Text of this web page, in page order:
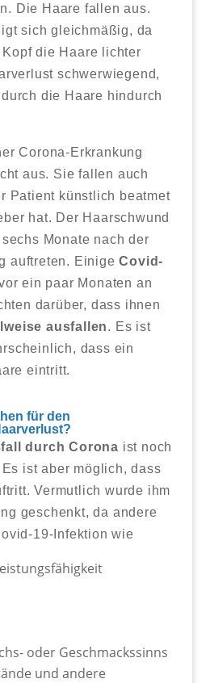
Die Haare fallen aus.
sich gleichmäßig, da
die Haare lichter
schwerwiegend,
die Haare hindurch
Corona-Erkrankung
aus. Sie fallen auch
Patient künstlich beatmet
hat. Der Haarschwund
Monate nach der
auftreten. Einige Covid-
ein paar Monaten an
darüber, dass ihnen
ausfallen. Es ist
dass ein
eintritt.
für den
durch Corona ist noch
ist aber möglich, dass
Vermutlich wurde ihm
geschenkt, da andere
19-Infektion wie
oder Geschmackssinns
und andere